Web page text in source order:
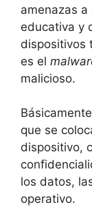
amenazas
educativa y
dispositivos
es el
malicioso.
que se
dispositivo,
los datos,
operativo.